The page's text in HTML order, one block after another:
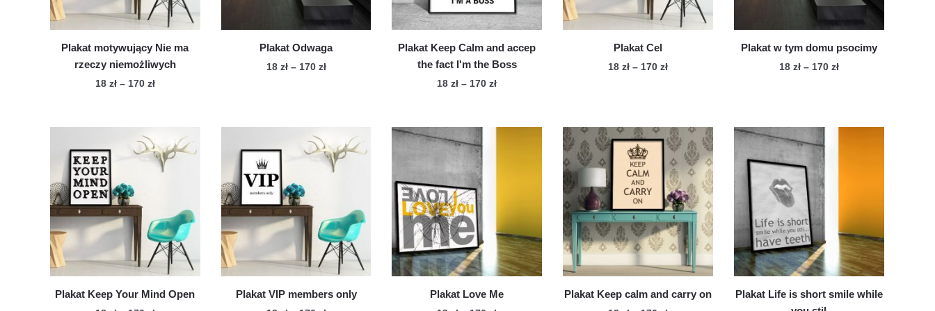
stronie
produktu
produktu
produktu
produktu
produktu
Plakat motywujący Nie ma
rzeczy niemożliwych
18 zł – 170 złZakres
do
170 zł
produkt
ma
wariantów.
Opcje
można
wybrać
na
stronie
Plakat Odwaga
18 zł – 170 złZakres
170 zł
ma
wiele
wariantów.
można
wybrać
na
stronie
produktu
Plakat Keep Calm and accep
the fact I'm the Boss
18zł – 170złZakres
18 zł
produkt
ma
wiele
wariantów.
Opcje
można
wybrać
na
stronie
Plakat Cel
18zł – 170złZakres
do
170 zł
ma
wiele
wariantów.
Opcje
można
wybrać
na
stronie
produktu
Plakat w tym domu psocimy
18 zł – 170 złZakres
do
ma
wiele
wariantów.
Opcje
można
wybrać
na
stronie
produktu
Plakat Keep Your Mind Open Plakat VIP members only Plakat Love Me Plakat Keep calm and carry on
Plakat Life is short smile while